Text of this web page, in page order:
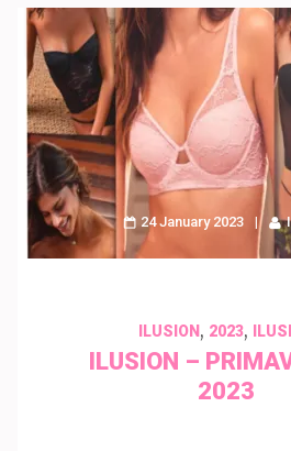
24 January 2023
ILUSION, 2023,
ILUSION –
2023